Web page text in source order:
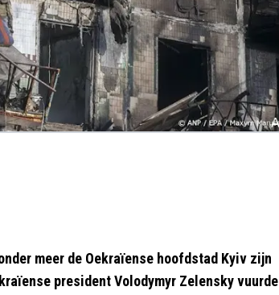
meer de Oekraïense hoofdstad Kyiv zijn
president Volodymyr Zelensky vuurde